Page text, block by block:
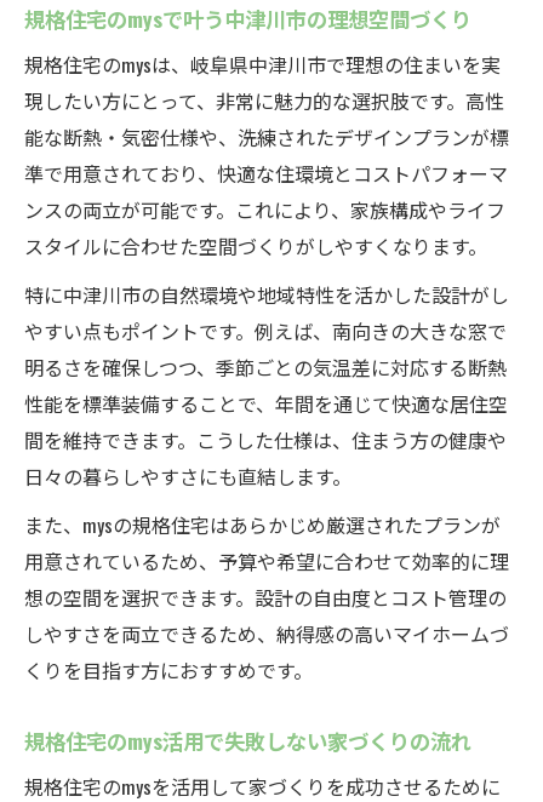
規格住宅のmysで叶う中津川市の理想空間づくり
規格住宅のmysは、岐阜県中津川市で理想の住まいを実
現したい方にとって、非常に魅力的な選択肢です。高性
能な断熱・気密仕様や、洗練されたデザインプランが標
準で用意されており、快適な住環境とコストパフォーマ
ンスの両立が可能です。これにより、家族構成やライフ
スタイルに合わせた空間づくりがしやすくなります。
特に中津川市の自然環境や地域特性を活かした設計がし
やすい点もポイントです。例えば、南向きの大きな窓で
明るさを確保しつつ、季節ごとの気温差に対応する断熱
性能を標準装備することで、年間を通じて快適な居住空
間を維持できます。こうした仕様は、住まう方の健康や
日々の暮らしやすさにも直結します。
また、mysの規格住宅はあらかじめ厳選されたプランが
用意されているため、予算や希望に合わせて効率的に理
想の空間を選択できます。設計の自由度とコスト管理の
しやすさを両立できるため、納得感の高いマイホームづ
くりを目指す方におすすめです。
規格住宅のmys活用で失敗しない家づくりの流れ
規格住宅のmysを活用して家づくりを成功させるために